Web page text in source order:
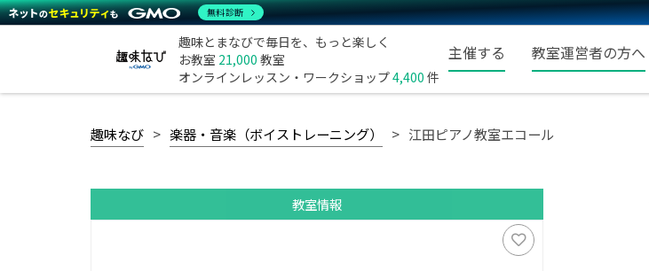
趣味とまなびで毎日を、もっと楽しく
お教室 21,000 教室
オンラインレッスン・ワークショップ4,400 件
主催する 教室運営者の方へ
趣味なび 楽器・音楽（ボイストレーニング） 江田ピアノ教室エコール
教室情報
無料診断